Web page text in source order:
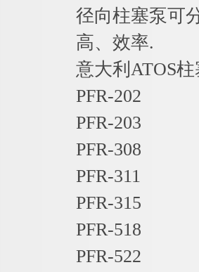
径向柱塞泵可
高、效率.
意大利ATOS
PFR-202
PFR-203
PFR-308
PFR-311
PFR-315
PFR-518
PFR-522